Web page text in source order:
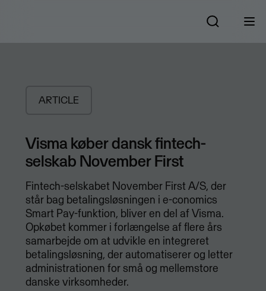
ARTICLE
Visma køber dansk fintech-
selskab November First
Fintech-selskabet November First A/S, der
står bag betalingsløsningen i e-conomics
Smart Pay-funktion, bliver en del af Visma.
Opkøbet kommer i forlængelse af flere års
samarbejde om at udvikle en integreret
betalingsløsning, der automatiserer og letter
administrationen for små og mellemstore
danske virksomheder.